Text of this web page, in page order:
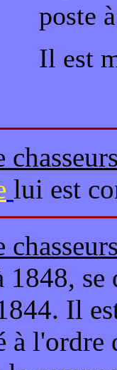
poste
Il est
lui est
Il
à l'ordre